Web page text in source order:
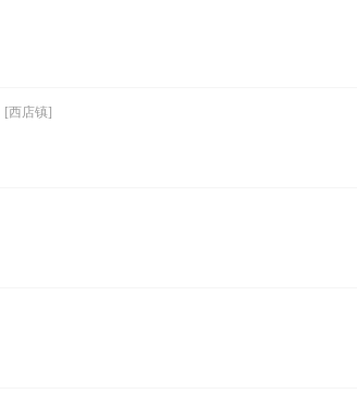
[西店镇]